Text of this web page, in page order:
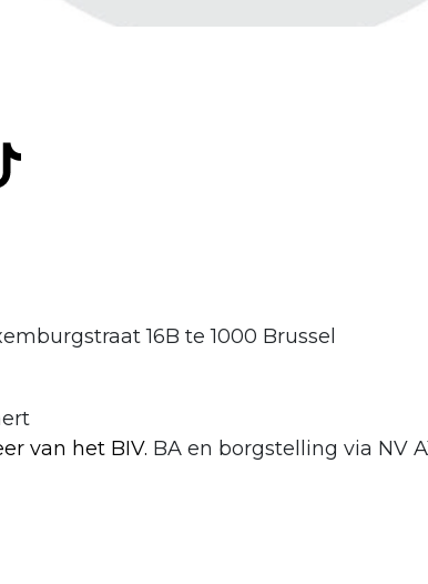
16B te 1000 Brussel
van het BIV. BA en borgstelling via NV